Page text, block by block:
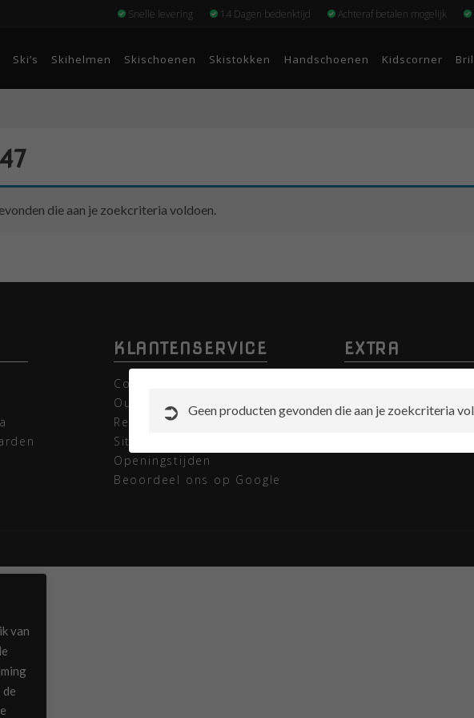
Snelle levering 14 Dagen bedenktijd Achteraf betalen mogelijk
Ski’s Skihelmen Skischoenen Skistokken Handschoenen Kidscorner
die aan je zoekcriteria voldoen.
KLANTENSERVICE
Contact opnemen met Ski
Outlet
Retourneren
Sitemap
Openingstijden
Beoordeel ons op Google
EXTRA
Redactioneel
Redactioneel
van
Geen producten gevonden die aan je zoekcriteria